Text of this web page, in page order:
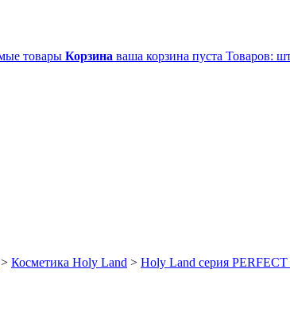
товары Корзина ваша корзина пуста Товаров:
> Косметика Holy Land > Holy Land серия